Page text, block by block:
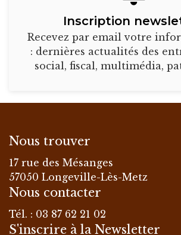
Inscription
Recevez par email votre
: dernières actualités des
social, fiscal, multimédia,
Nous trouver
17 rue des Mésanges
57050 Longeville-Lès-Metz
Nous contacter
Tél. : 03 87 62 21 02
S'inscrire à la Newsletter